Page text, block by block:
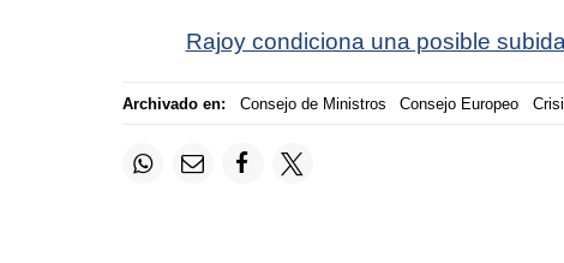
Rajoy condiciona una posible
Archivado en: Consejo de Ministros Consejo Europeo